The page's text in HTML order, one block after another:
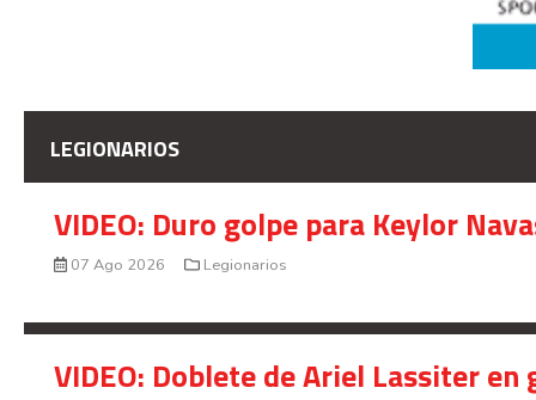
LEGIONARIOS
VIDEO: Duro golpe para Keylor
07 Ago 2026 Legionarios
VIDEO: Doblete de Ariel Lassiter